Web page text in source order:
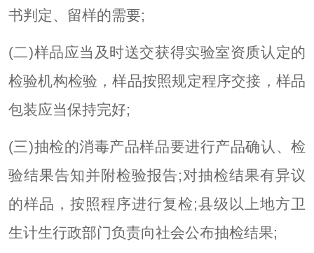
书判定、留样的需要;
(二)样品应当及时送交获得实验室资质认定的
检验机构检验，样品按照规定程序交接，样品
包装应当保持完好;
(三)抽检的消毒产品样品要进行产品确认、检
验结果告知并附检验报告;对抽检结果有异议
的样品，按照程序进行复检;县级以上地方卫
生计生行政部门负责向社会公布抽检结果;